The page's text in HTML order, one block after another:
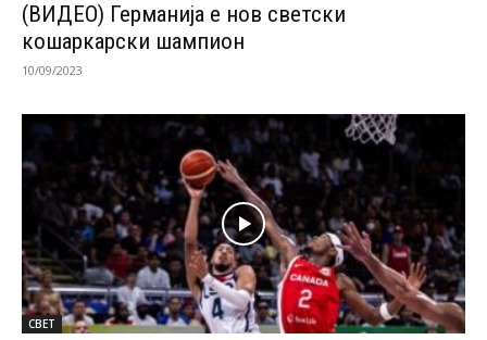
(ВИДЕО) Германија е нов светски
кошаркарски шампион
10/09/2023
СВЕТ